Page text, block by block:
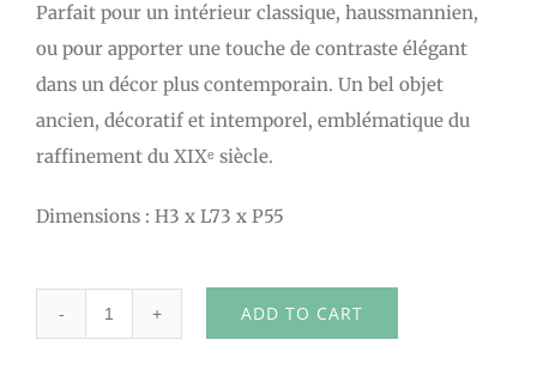
Parfait pour un intérieur classique, haussmannien,
ou pour apporter une touche de contraste élégant
dans un décor plus contemporain. Un bel objet
ancien, décoratif et intemporel, emblématique du
raffinement du XIXᵉ siècle.
Dimensions : H3 x L73 x P55
ADD TO CART